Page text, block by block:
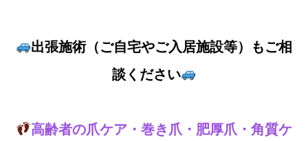
出張施術（ご自宅やご入居施設等）もご相
談ください
高齢者の爪ケア・巻き爪・肥厚爪・角質ケ